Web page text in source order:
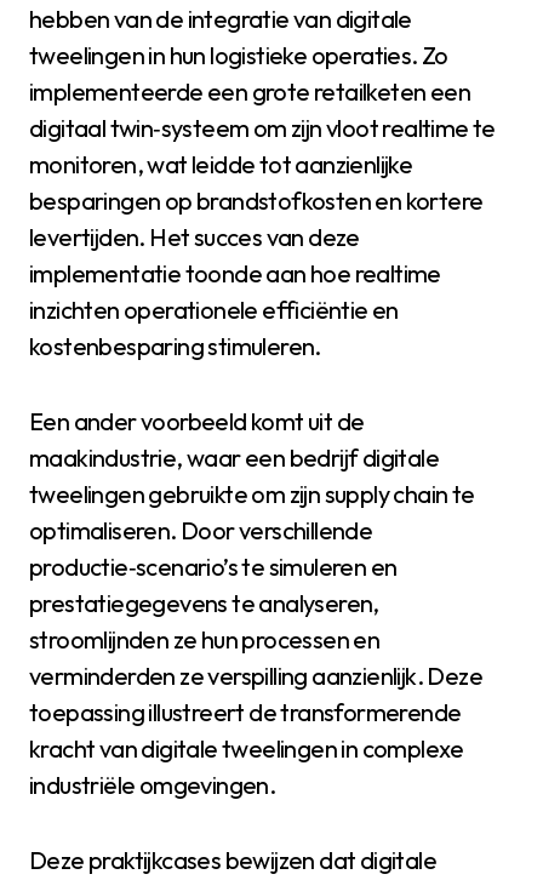
hebben van de integratie van digitale
tweelingen in hun logistieke operaties. Zo
implementeerde een grote retailketen een
digitaal twin‑systeem om zijn vloot realtime te
monitoren, wat leidde tot aanzienlijke
besparingen op brandstofkosten en kortere
levertijden. Het succes van deze
implementatie toonde aan hoe realtime
inzichten operationele efficiëntie en
kostenbesparing stimuleren.
Een ander voorbeeld komt uit de
maakindustrie, waar een bedrijf digitale
tweelingen gebruikte om zijn supply chain te
optimaliseren. Door verschillende
productie‑scenario’s te simuleren en
prestatiegegevens te analyseren,
stroomlijnden ze hun processen en
verminderden ze verspilling aanzienlijk. Deze
toepassing illustreert de transformerende
kracht van digitale tweelingen in complexe
industriële omgevingen.
Deze praktijkcases bewijzen dat digitale